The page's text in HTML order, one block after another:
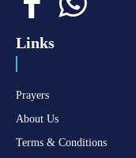
Links
Prayers
About Us
Terms & Conditions